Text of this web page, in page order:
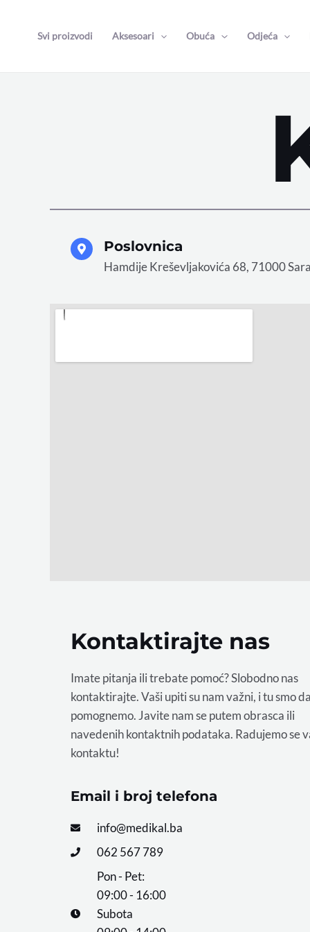
Svi proizvodi Aksesoari Obuća Odjeća
Poslovnica
Hamdije Kreševljakovića 68, 71000
Kontaktirajte nas
Imate pitanja ili trebate pomoć? Slobodno nas
kontaktirajte. Vaši upiti su nam važni, i tu smo da
pomognemo. Javite nam se putem obrasca ili
navedenih kontaktnih podataka. Radujemo se
kontaktu!
Email i broj telefona
info@medikal.ba
062 567 789
Pon - Pet:
09:00 - 16:00
Subota